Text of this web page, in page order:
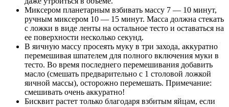
Миксером планетарным взбивать массу 7 — 10 минут,
ручным миксером 10 — 15 минут. Масса должна стекать
с ложки в виде ленты на остальное тесто и оставаться на
ее поверхности несколько секунд.
В яичную массу просеять муку в три захода, аккуратно
перемешивая шпателем для полного включения муки в
тесто. Во время последнего перемешивания добавить
масло (смешать предварительно с 1 столовой ложкой
яичной массы), осторожно перемешать. Примечание:
смешивать очень аккуратно!
Бисквит растет только благодаря взбитым яйцам, если